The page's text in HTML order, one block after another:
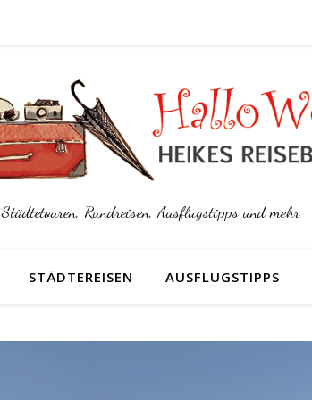
Städtetouren, Rundreisen, Ausflugstipps und mehr
STÄDTEREISEN AUSFLUGSTIPPS